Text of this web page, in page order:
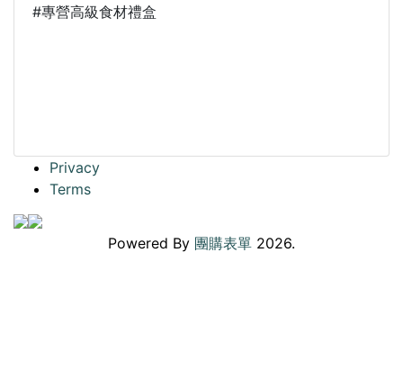
#專營高級食材禮盒
Privacy
Terms
Powered By 團購表單 2026.